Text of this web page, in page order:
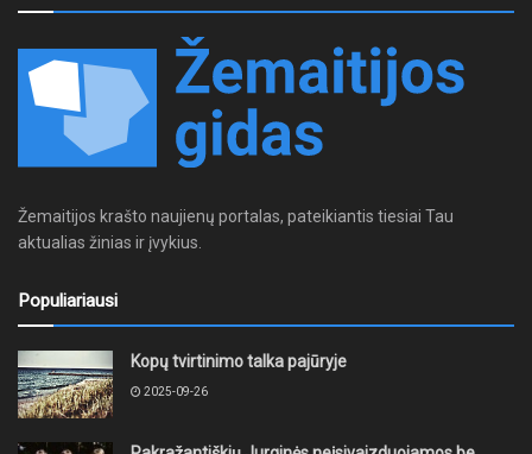
Žemaitijos krašto naujienų portalas, pateikiantis tiesiai Tau
aktualias žinias ir įvykius.
Populiariausi
Kopų tvirtinimo talka pajūryje
2025-09-26